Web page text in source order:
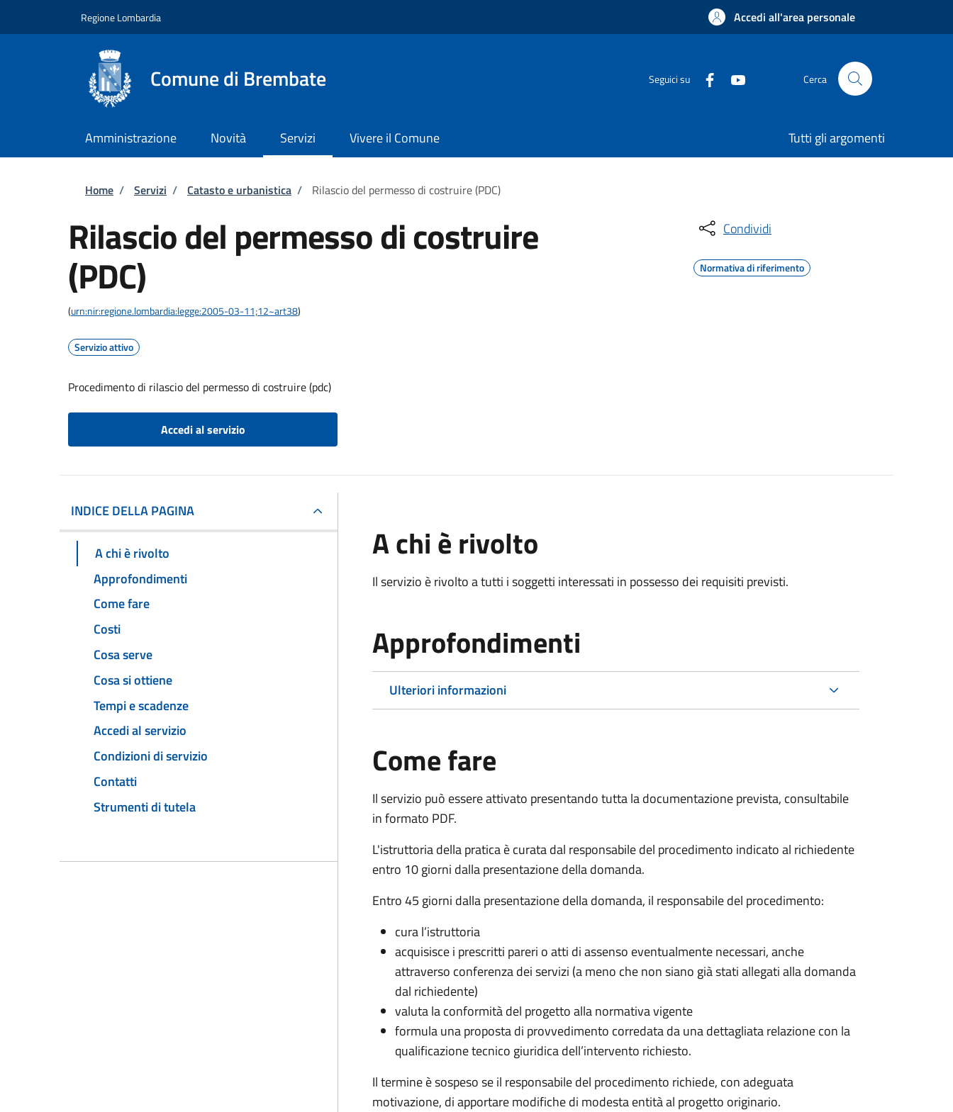
Regione Lombardia Accedi all'area personale
Comune di Brembate Seguici su Cerca
Amministrazione Novità Servizi Vivere il Comune Tutti gli argomenti
Briciole di pane
Home / Servizi / Catasto e urbanistica / Rilascio del permesso di costruire (PDC)
Rilascio del permesso di costruire
(PDC)
(urn:nir:regione.lombardia:legge:2005-03-11;12~art38)
Servizio attivo
Procedimento di rilascio del permesso di costruire (pdc)
Accedi al servizio
Condividi
Normativa di riferimento
INDICE DELLA PAGINA
A chi è rivolto
Approfondimenti
Come fare
Costi
Cosa serve
Cosa si ottiene
Tempi e scadenze
Accedi al servizio
Condizioni di servizio
Contatti
Strumenti di tutela
A chi è rivolto
Il servizio è rivolto a tutti i soggetti interessati in possesso dei requisiti previsti.
Approfondimenti
Ulteriori informazioni
Come fare
Il servizio può essere attivato presentando tutta la documentazione prevista, consultabile
in formato PDF.
L'istruttoria della pratica è curata dal responsabile del procedimento indicato al richiedente
entro 10 giorni dalla presentazione della domanda.
Entro 45 giorni dalla presentazione della domanda, il responsabile del procedimento:
cura l’istruttoria
acquisisce i prescritti pareri o atti di assenso eventualmente necessari, anche
attraverso conferenza dei servizi (a meno che non siano già stati allegati alla domanda
dal richiedente)
valuta la conformità del progetto alla normativa vigente
formula una proposta di provvedimento corredata da una dettagliata relazione con la
qualificazione tecnico giuridica dell’intervento richiesto.
Il termine è sospeso se il responsabile del procedimento richiede, con adeguata
motivazione, di apportare modifiche di modesta entità al progetto originario.